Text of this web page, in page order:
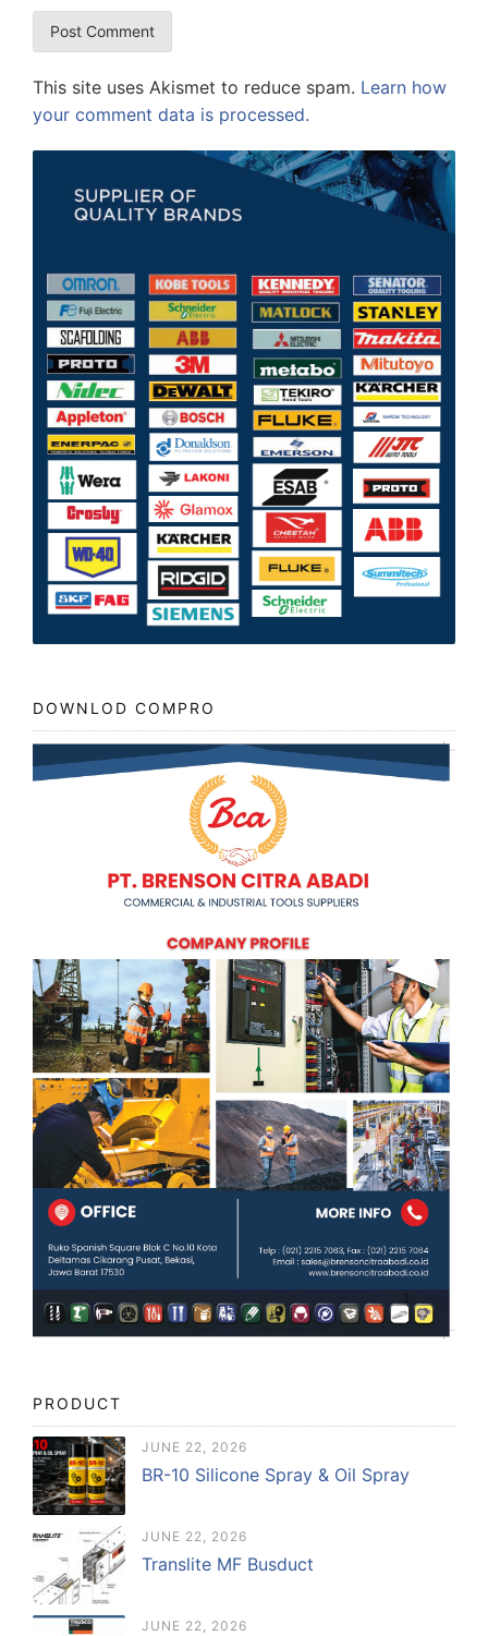
This site uses Akismet to reduce spam. Learn how
your comment data is processed.
DOWNLOD COMPRO
PRODUCT
JUNE 22, 2026
BR-10 Silicone Spray & Oil Spray
JUNE 22, 2026
Translite MF Busduct
JUNE 22, 2026